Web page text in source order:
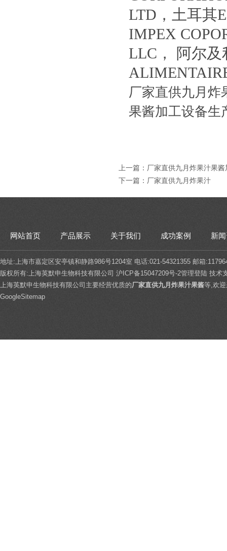
LTD，土耳其
IMPEX
LLC， 阿尔及
厂家直供九月炸
果酱加工设备生
上一篇： 厂家直供九月炸果汁果酱
下一篇： 厂家直供九月炸果汁
网站首页 产品展示 关于我们 成功案例 新
地址:上海市嘉定区安亭镇和静路986号1204室 电话:021-54321355 邮箱
版权所有:上海英默申生物科技有限公司 沪ICP备15047209号-2管理登陆 技术
上海英默申生物科技有限公司主要经营优质的厂家直供九月炸果汁果酱等,欢
GoogleSitemap